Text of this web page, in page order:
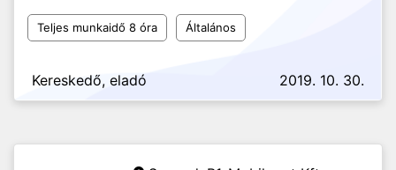
Teljes munkaidő 8 óra Általános
Kereskedő, eladó 2019. 10. 30.